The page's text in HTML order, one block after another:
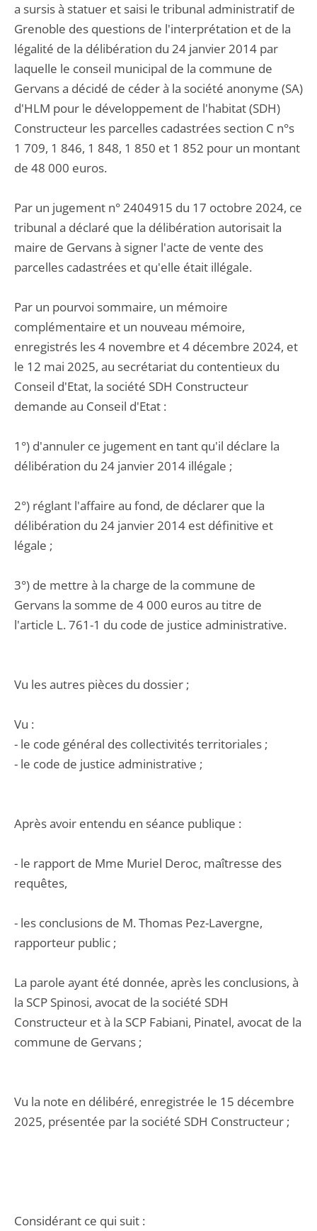
a sursis à statuer et saisi le tribunal administratif de
Grenoble des questions de l'interprétation et de la
légalité de la délibération du 24 janvier 2014 par
laquelle le conseil municipal de la commune de
Gervans a décidé de céder à la société anonyme (SA)
d'HLM pour le développement de l'habitat (SDH)
Constructeur les parcelles cadastrées section C n°s
1 709, 1 846, 1 848, 1 850 et 1 852 pour un montant
de 48 000 euros.
Par un jugement n° 2404915 du 17 octobre 2024, ce
tribunal a déclaré que la délibération autorisait la
maire de Gervans à signer l'acte de vente des
parcelles cadastrées et qu'elle était illégale.
Par un pourvoi sommaire, un mémoire
complémentaire et un nouveau mémoire,
enregistrés les 4 novembre et 4 décembre 2024, et
le 12 mai 2025, au secrétariat du contentieux du
Conseil d'Etat, la société SDH Constructeur
demande au Conseil d'Etat :
1°) d'annuler ce jugement en tant qu'il déclare la
délibération du 24 janvier 2014 illégale ;
2°) réglant l'affaire au fond, de déclarer que la
délibération du 24 janvier 2014 est définitive et
légale ;
3°) de mettre à la charge de la commune de
Gervans la somme de 4 000 euros au titre de
l'article L. 761-1 du code de justice administrative.
Vu les autres pièces du dossier ;
Vu :
- le code général des collectivités territoriales ;
- le code de justice administrative ;
Après avoir entendu en séance publique :
- le rapport de Mme Muriel Deroc, maîtresse des
requêtes,
- les conclusions de M. Thomas Pez-Lavergne,
rapporteur public ;
La parole ayant été donnée, après les conclusions, à
la SCP Spinosi, avocat de la société SDH
Constructeur et à la SCP Fabiani, Pinatel, avocat de la
commune de Gervans ;
Vu la note en délibéré, enregistrée le 15 décembre
2025, présentée par la société SDH Constructeur ;
Considérant ce qui suit :